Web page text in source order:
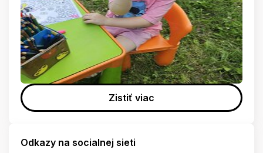
Zistiť viac
Odkazy na socialnej sieti